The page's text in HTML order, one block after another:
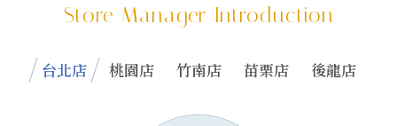
Store Manager Introduction
台北店 桃園店 竹南店 苗栗店 後龍店